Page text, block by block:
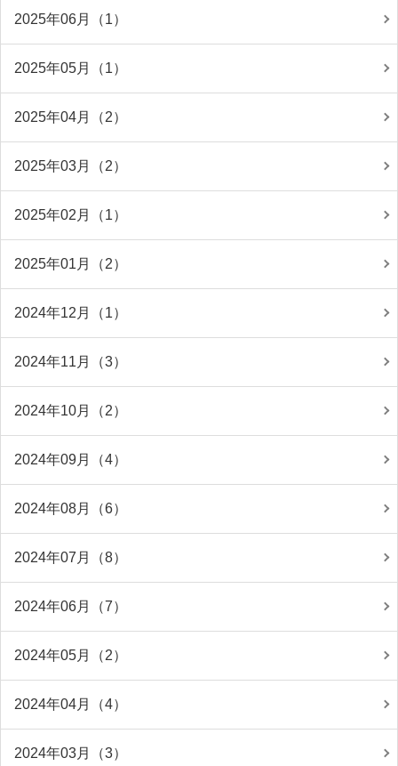
2025年06月（1）
2025年05月（1）
2025年04月（2）
2025年03月（2）
2025年02月（1）
2025年01月（2）
2024年12月（1）
2024年11月（3）
2024年10月（2）
2024年09月（4）
2024年08月（6）
2024年07月（8）
2024年06月（7）
2024年05月（2）
2024年04月（4）
2024年03月（3）